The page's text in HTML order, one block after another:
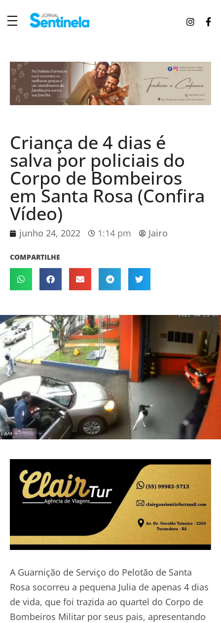
Criança de 4 dias é
salva por policiais do
Corpo de Bombeiros
em Santa Rosa (Confira
Vídeo)
junho 24, 2022 1:14 pm Jairo
COMPARTILHE
A Guarnição de Serviço do Pelotão de Santa
Rosa socorreu a pequena Julia de apenas 4 dias
de vida, que foi trazida ao quartel do Corpo de
Bombeiros Militar por seus pais, apresentando